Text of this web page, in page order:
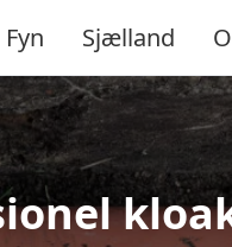
Fyn Sjælland